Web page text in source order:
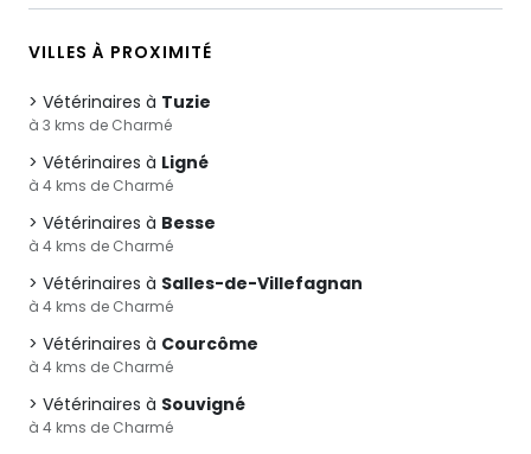
VILLES À PROXIMITÉ
Vétérinaires à Tuzie
à 3 kms de Charmé
Vétérinaires à Ligné
à 4 kms de Charmé
Vétérinaires à Besse
à 4 kms de Charmé
Vétérinaires à Salles-de-Villefagnan
à 4 kms de Charmé
Vétérinaires à Courcôme
à 4 kms de Charmé
Vétérinaires à Souvigné
à 4 kms de Charmé